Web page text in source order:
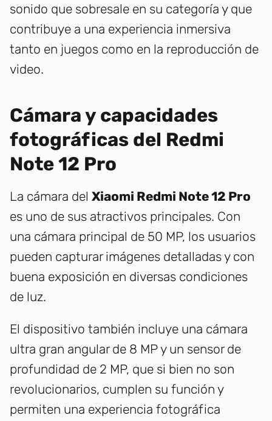
sonido que sobresale en su categoría y que
contribuye a una experiencia inmersiva
tanto en juegos como en la reproducción de
video.
Cámara y capacidades
fotográficas del Redmi
Note 12 Pro
La cámara del Xiaomi Redmi Note 12 Pro
es uno de sus atractivos principales. Con
una cámara principal de 50 MP, los usuarios
pueden capturar imágenes detalladas y con
buena exposición en diversas condiciones
de luz.
El dispositivo también incluye una cámara
ultra gran angular de 8 MP y un sensor de
profundidad de 2 MP, que si bien no son
revolucionarios, cumplen su función y
permiten una experiencia fotográfica